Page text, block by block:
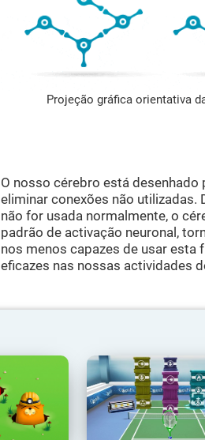
Projeção gráfica orientativa
O nosso cérebro está
eliminar conexões não utilizadas.
não for usada normalmente, o
padrão de activação neuronal,
nos menos capazes de usar esta
eficazes nas nossas actividades